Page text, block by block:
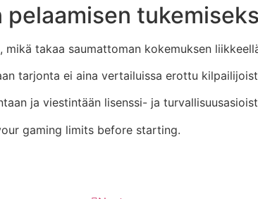
takaa saumattoman kokemuksen
tarjonta ei aina vertailuissa erottu
ja viestintään lisenssi- ja
gaming limits before starting.